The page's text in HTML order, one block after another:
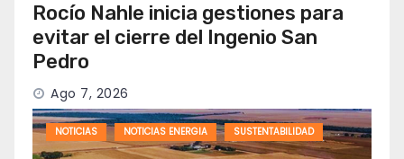
Rocío Nahle inicia gestiones para
evitar el cierre del Ingenio San
Pedro
Ago 7, 2026
NOTICIAS NOTICIAS ENERGIA SUSTENTABILIDAD